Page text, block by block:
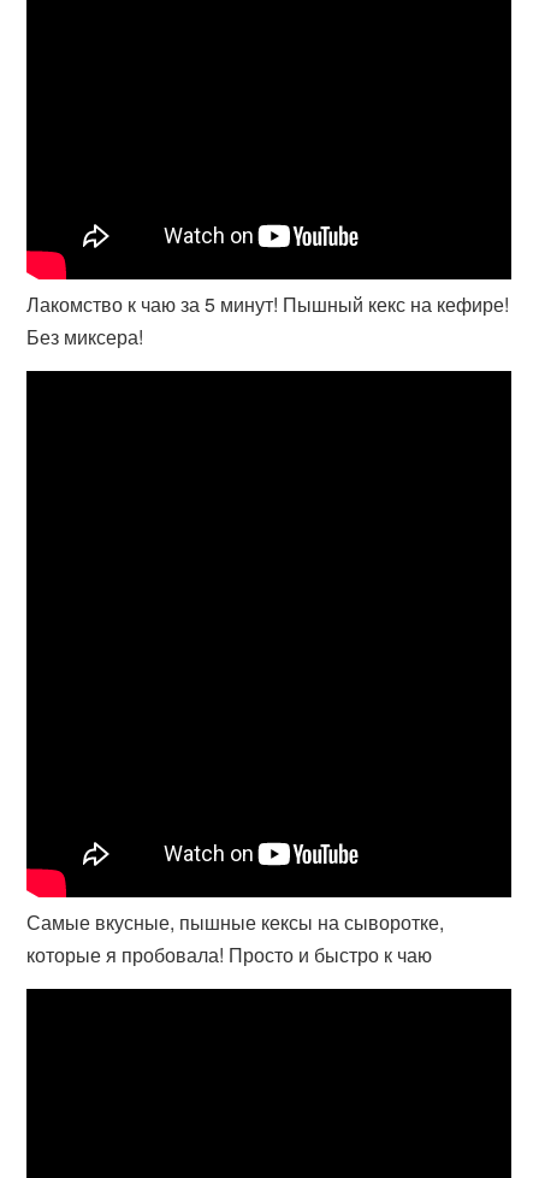
Лакомство к чаю за 5 минут! Пышный кекс на кефире!
Без миксера!
Самые вкусные, пышные кексы на сыворотке,
которые я пробовала! Просто и быстро к чаю